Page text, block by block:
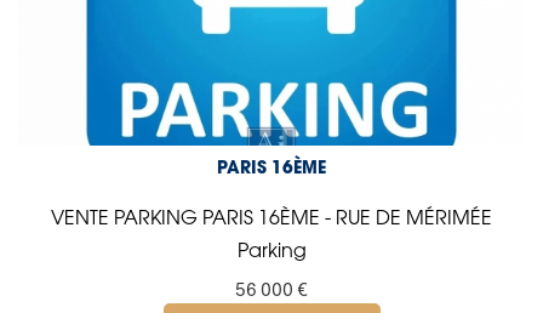
PARIS 16ÈME
VENTE PARKING PARIS 16ÈME - RUE DE MÉRIMÉE
Parking
56 000 €